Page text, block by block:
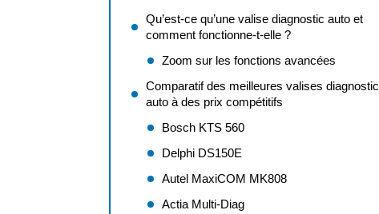
Qu’est-ce qu’une valise diagnostic auto et
comment fonctionne-t-elle ?
Zoom sur les fonctions avancées
Comparatif des meilleures valises diagnostic
auto à des prix compétitifs
Bosch KTS 560
Delphi DS150E
Autel MaxiCOM MK808
Actia Multi-Diag